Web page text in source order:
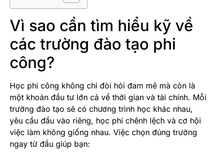
Vì sao cần tìm hiểu kỹ về
các trường đào tạo phi
công?
Học phi công không chỉ đòi hỏi đam mê mà còn là
một khoản đầu tư lớn cả về thời gian và tài chính. Mỗi
trường đào tạo sẽ có chương trình học khác nhau,
yêu cầu đầu vào riêng, học phí chênh lệch và cơ hội
việc làm không giống nhau. Việc chọn đúng trường
ngay từ đầu giúp bạn: